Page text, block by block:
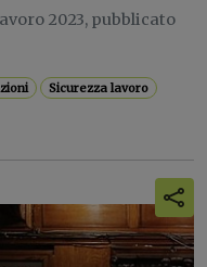
2023, pubblicato
Sicurezza lavoro